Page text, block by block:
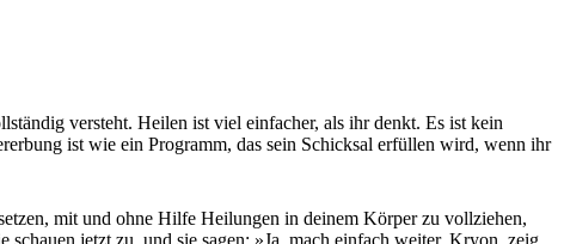
versteht. Heilen ist viel einfacher, als ihr denkt. Es ist kein
ist wie ein Programm, das sein Schicksal erfüllen wird, wenn ihr
mit und ohne Hilfe Heilungen in deinem Körper zu vollziehen,
jetzt zu, und sie sagen: »Ja, mach einfach weiter, Kryon, zeig